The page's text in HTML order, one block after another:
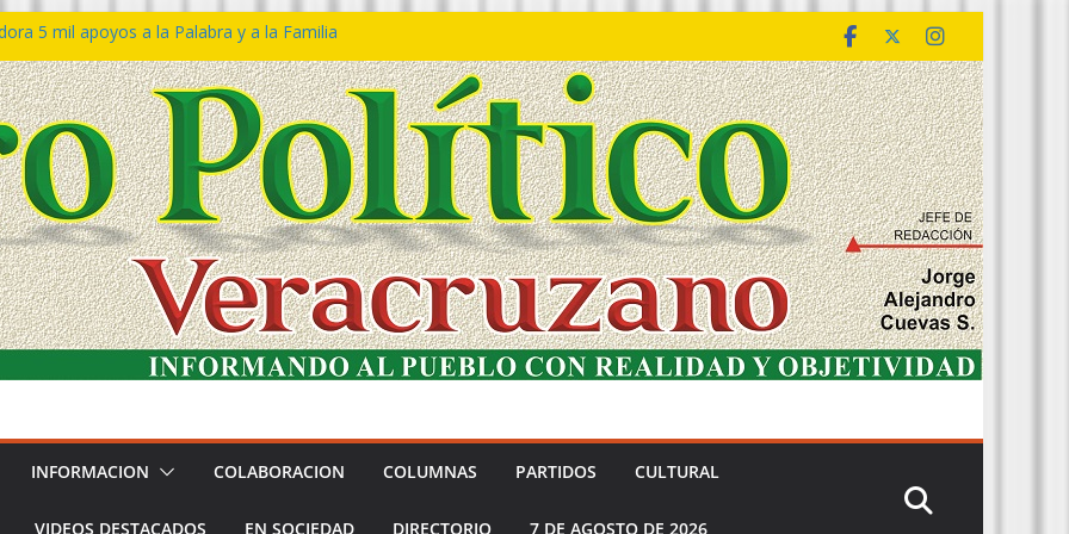
5 mil apoyos a la Palabra y a la Familia
Declaraciones de Procedencia en contra
𝙂𝙤𝙗𝙞𝙚𝙧𝙣𝙤 𝙙𝙚𝙡 𝙀𝙨𝙩𝙖𝙙𝙤 𝙖 𝙙𝙞𝙨𝙛𝙧𝙪𝙩𝙖𝙧
𝙙𝙚𝙡 𝙈𝙖𝙧 𝙚𝙣 𝘾𝙤𝙖𝙩𝙯𝙖𝙘𝙤𝙖𝙡𝙘𝙤𝙨
de policías con vocación de servicio y
SSP
Bravo rechaza acusaciones y asegura que
solicitud de desafuero
INFORMACION COLABORACION COLUMNAS PARTIDOS CULTURAL
VIDEOS DESTACADOS EN SOCIEDAD DIRECTORIO 7 DE AGOSTO DE 2026